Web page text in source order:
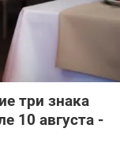
три знака
10 августа -